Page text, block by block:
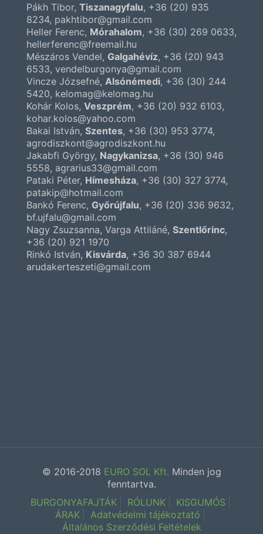
Pákh Tibor, Tiszanagyfalu, +36 (20) 935
8234, pakhtibor@gmail.com
Heller Ferenc, Mórahalom, +36 (30) 269 0633,
hellerferenc@freemail.hu
Mészáros Vendel, Galgahévíz, +36 (20) 943
6533, vendelburgonya@gmail.com
Vincze Józsefné, Alsónémedi, +36 (30) 244
5420, kelomag@kelomag.hu
Kohár Kolos, Veszprém, +36 (20) 932 6103,
kohar.kolos@yahoo.com
Bakai István, Szentes, +36 (30) 953 3774,
agrodiszkont@agrodiszkont.hu
Jakabfi György, Nagykanizsa, +36 (30) 946
5558, agrarius33@gmail.com
Pataki Péter, Hímesháza, +36 (30) 327 3774,
patakip@hotmail.com
Bankó Ferenc, Győrújfalu, +36 (20) 336 9632,
bf.ujfalu@gmail.com
Nagy Zsuzsanna, Varga Attiláné, Szentlőrinc,
+36 (20) 921 1970
Rinkó István, Kisvárda, +36 30 387 6944
arudakerteszeti@gmail.com
© 2016-2018 EURO SOL Kft. Minden jog
fenntartva.
BURGONYAFAJTÁK
RÓLUNK
KISGUMÓS
ÁRAK
Adatvédelmi tájékoztató
Általános Szerződési Feltételek